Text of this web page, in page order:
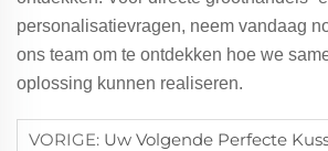
personalisatievragen, neem vandaag
ons team om te ontdekken hoe we
oplossing kunnen realiseren.
VORIGE: Uw Volgende Perfecte Kussen: De Onbevooroordeelde